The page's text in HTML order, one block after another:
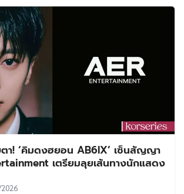
ตา! ‘คิมดงฮยอน AB6IX’ เซ็นสัญญา
เตรียมลุยเส้นทางนักแสดง